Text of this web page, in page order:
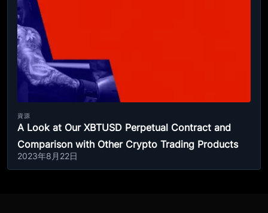
資源
A Look at Our XBTUSD Perpetual Contract and
Comparison with Other Crypto Trading Products
2023年8月22日